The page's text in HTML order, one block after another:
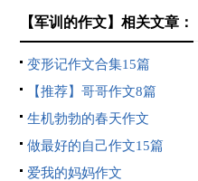
【军训的作文】相关文章：
变形记作文合集15篇
【推荐】哥哥作文8篇
生机勃勃的春天作文
做最好的自己作文15篇
爱我的妈妈作文